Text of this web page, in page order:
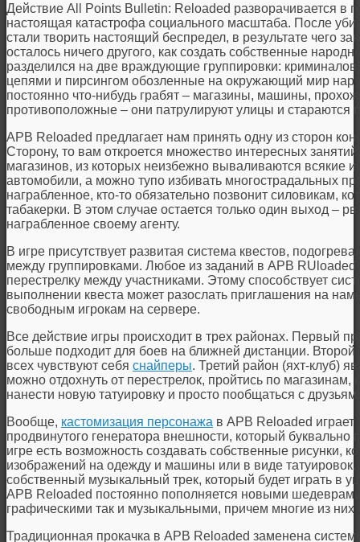
Действие All Points Bulletin: Reloaded разворачивается в
настоящая катастрофа социального масштаба. После
стали творить настоящий беспредел, в результате чего
осталось ничего другого, как создать собственные
разделился на две враждующие группировки:
цепями и пирсингом обозленные на окружающий мир
постоянно что-нибудь грабят – магазины, машины,
противоположные – они патрулируют улицы и стараются
APB Reloaded предлагает нам принять одну из сторон
Сторону, то вам откроется множество интересных
магазинов, из которых неизбежно вываливаются всякие
автомобили, а можно тупо избивать многострадальных
награбленное, кто-то обязательно позвонит силовикам,
табакерки. В этом случае остается только один выход –
награбленное своему агенту.
В игре присутствует развитая система квестов,
между группировками. Любое из заданий в APB
перестрелку между участниками. Этому способствует
выполнении квеста может разослать приглашения на
свободным игрокам на сервере.
Все действие игры происходит в трех районах. Первый
больше подходит для боев на ближней дистанции.
всех чувствуют себя снайперы. Третий район (яхт-клуб)
можно отдохнуть от перестрелок, пройтись по
нанести новую татуировку и просто пообщаться с
Вообще, кастомизация персонажа в APB Reloaded
продвинутого генератора внешности, который буквально
игре есть возможность создавать собственные рисунки,
изображений на одежду и машины или в виде татуировок.
собственный музыкальный трек, который будет играть в
APB Reloaded постоянно пополняется новыми
графическими так и музыкальными, причем многие из
Традиционная прокачка в APB Reloaded заменена